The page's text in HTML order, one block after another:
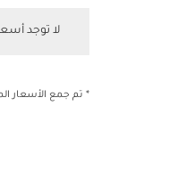
لا توجد
* تم جمع الأسعار المعروضة خلال آخر 48